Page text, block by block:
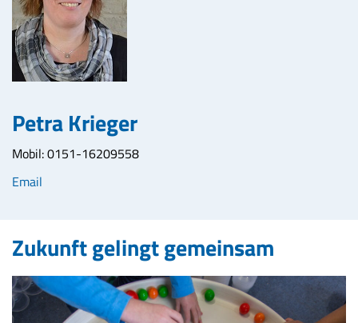
Petra Krieger
Mobil: 0151-16209558
Email
Zukunft gelingt gemeinsam